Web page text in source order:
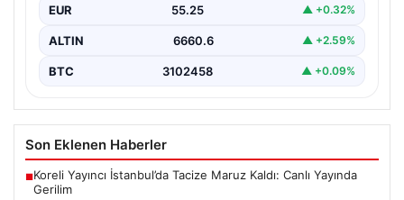
EUR 55.25 ▲ +0.32%
ALTIN 6660.6 ▲ +2.59%
BTC 3102458 ▲ +0.09%
Son Eklenen Haberler
■Koreli Yayıncı İstanbul’da Tacize Maruz Kaldı: Canlı Yayında
Gerilim